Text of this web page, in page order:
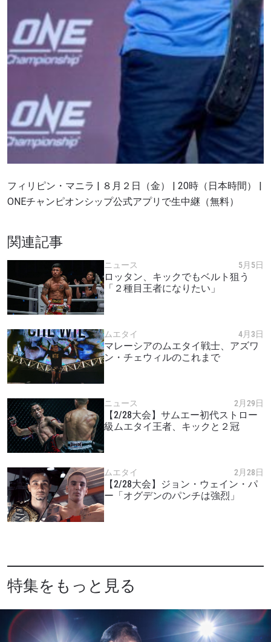
フィリピン・マニラ | ８月２日（金） | 20時（日本時間） |
ONEチャンピオンシップ公式アプリで生中継（無料）
関連記事
ニュース 5月5日
ロッタン、キックでもベルト狙う
「２種目王者になりたい」
ムエタイ 4月3日
マレーシアのムエタイ戦士、アズワ
ン・チェウィルのこれまで
ニュース 2月29日
【2/28大会】サムエー初代ストロー
級ムエタイ王者、キックと２冠
ムエタイ 2月28日
【2/28大会】ジョン・ウェイン・パ
ー「オグデンのパンチは強烈」
特集をもっと見る